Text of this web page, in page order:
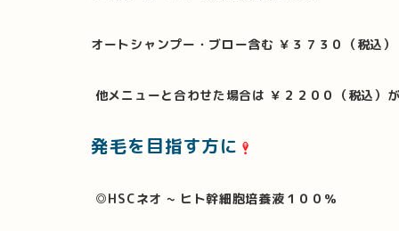
オートシャンプー・ブロー含む ￥３７３０（税込）
他メニューと合わせた場合は ￥２２００（税込）
発毛を目指す方に
◎HSCネオ ~ ヒト幹細胞培養液１００％